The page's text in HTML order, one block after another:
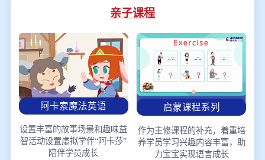
亲子课程
阿卡索魔法英语
设置丰富的故事场景和趣味益
智活动设置虚拟学伴“阿卡莎”
陪伴学员成长
启蒙课程系列
作为主修课程的补充，着重培
养学员学习兴趣内容丰富，助
力宝宝实现语言成长